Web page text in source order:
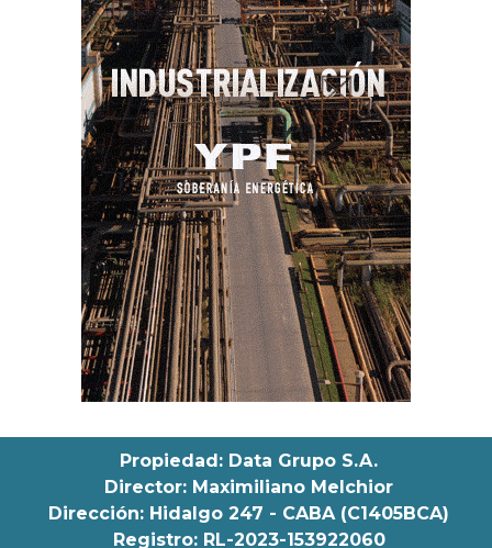
Propiedad: Data Grupo S.A.
Director: Maximiliano Melchior
Dirección: Hidalgo 247 - CABA (C1405BCA)
Registro: RL-2023-153922060